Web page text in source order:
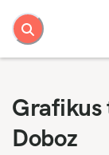
Grafikus
Doboz